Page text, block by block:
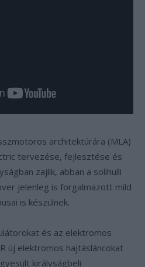
architektúrára (MLA)
tervezése, fejlesztése és
zajlik, abban a solihulli
jelenleg is forgalmazott mild
is készülnek.
és az elektromos
új elektromos hajtásláncokat
királyságbeli